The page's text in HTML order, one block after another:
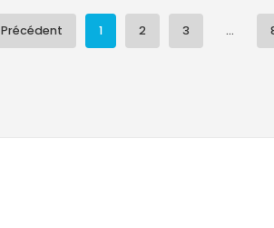
Précédent 1 2 3 ...